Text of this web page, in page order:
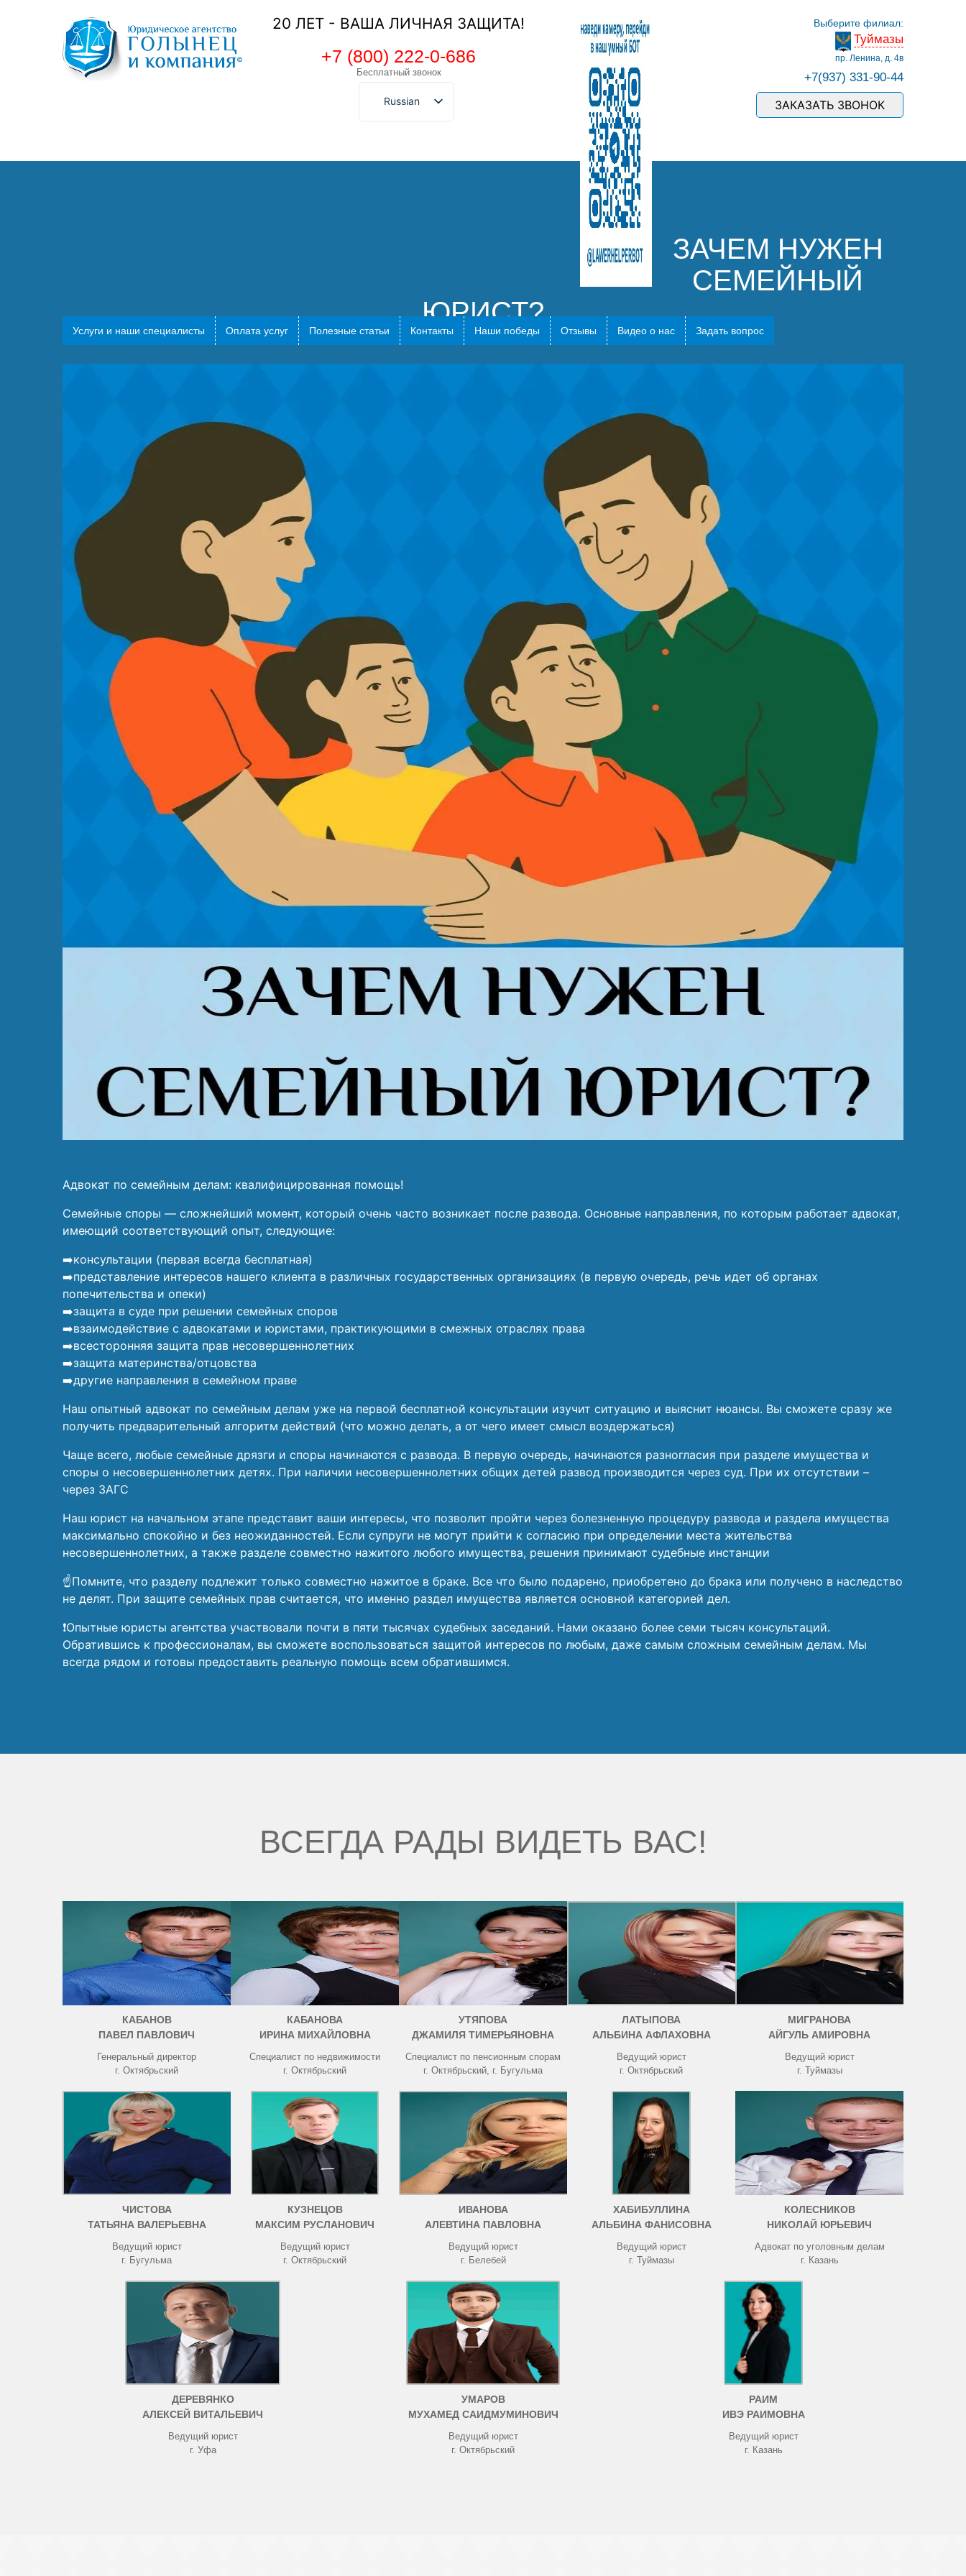
20 ЛЕТ - ВАША ЛИЧНАЯ ЗАЩИТА!
+7 (800) 222-0-686
Бесплатный звонок
Russian
Выберите филиал:
Туймазы
пр. Ленина, д. 4в
+7(937) 331-90-44
ЗАКАЗАТЬ ЗВОНОК
Услуги и наши специалисты Оплата услуг Полезные статьи Контакты Наши победы Отзывы Видео о нас Задать вопрос
ЗАЧЕМ НУЖЕН
СЕМЕЙНЫЙ
ЮРИСТ?
Адвокат по семейным делам: квалифицированная помощь!
Семейные споры — сложнейший момент, который очень часто возникает после развода. Основные направления, по которым работает адвокат,
имеющий соответствующий опыт, следующие:
➡️консультации (первая всегда бесплатная)
➡️представление интересов нашего клиента в различных государственных организациях (в первую очередь, речь идет об органах
попечительства и опеки)
➡️защита в суде при решении семейных споров
➡️взаимодействие с адвокатами и юристами, практикующими в смежных отраслях права
➡️всесторонняя защита прав несовершеннолетних
➡️защита материнства/отцовства
➡️другие направления в семейном праве
Наш опытный адвокат по семейным делам уже на первой бесплатной консультации изучит ситуацию и выяснит нюансы. Вы сможете сразу же
получить предварительный алгоритм действий (что можно делать, а от чего имеет смысл воздержаться)
Чаще всего, любые семейные дрязги и споры начинаются с развода. В первую очередь, начинаются разногласия при разделе имущества и
споры о несовершеннолетних детях. При наличии несовершеннолетних общих детей развод производится через суд. При их отсутствии –
через ЗАГС
Наш юрист на начальном этапе представит ваши интересы, что позволит пройти через болезненную процедуру развода и раздела имущества
максимально спокойно и без неожиданностей. Если супруги не могут прийти к согласию при определении места жительства
несовершеннолетних, а также разделе совместно нажитого любого имущества, решения принимают судебные инстанции
☝️Помните, что разделу подлежит только совместно нажитое в браке. Все что было подарено, приобретено до брака или получено в наследство
не делят. При защите семейных прав считается, что именно раздел имущества является основной категорией дел.
❗Опытные юристы агентства участвовали почти в пяти тысячах судебных заседаний. Нами оказано более семи тысяч консультаций.
Обратившись к профессионалам, вы сможете воспользоваться защитой интересов по любым, даже самым сложным семейным делам. Мы
всегда рядом и готовы предоставить реальную помощь всем обратившимся.
ВСЕГДА РАДЫ ВИДЕТЬ ВАС!
КАБАНОВ
ПАВЕЛ ПАВЛОВИЧ
Генеральный директор
г. Октябрьский
КАБАНОВА
ИРИНА МИХАЙЛОВНА
Специалист по недвижимости
г. Октябрьский
УТЯПОВА
ДЖАМИЛЯ ТИМЕРЬЯНОВНА
Специалист по пенсионным спорам
г. Октябрьский, г. Бугульма
ЛАТЫПОВА
АЛЬБИНА АФЛАХОВНА
Ведущий юрист
г. Октябрьский
МИГРАНОВА
АЙГУЛЬ АМИРОВНА
Ведущий юрист
г. Туймазы
ЧИСТОВА
ТАТЬЯНА ВАЛЕРЬЕВНА
Ведущий юрист
г. Бугульма
КУЗНЕЦОВ
МАКСИМ РУСЛАНОВИЧ
Ведущий юрист
г. Октябрьский
ИВАНОВА
АЛЕВТИНА ПАВЛОВНА
Ведущий юрист
г. Белебей
ХАБИБУЛЛИНА
АЛЬБИНА ФАНИСОВНА
Ведущий юрист
г. Туймазы
КОЛЕСНИКОВ
НИКОЛАЙ ЮРЬЕВИЧ
Адвокат по уголовным делам
г. Казань
ДЕРЕВЯНКО
АЛЕКСЕЙ ВИТАЛЬЕВИЧ
Ведущий юрист
г. Уфа
УМАРОВ
МУХАМЕД САИДМУМИНОВИЧ
Ведущий юрист
г. Октябрьский
РАИМ
ИВЭ РАИМОВНА
Ведущий юрист
г. Казань